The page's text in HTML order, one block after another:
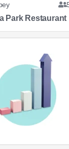
Park Restaurant